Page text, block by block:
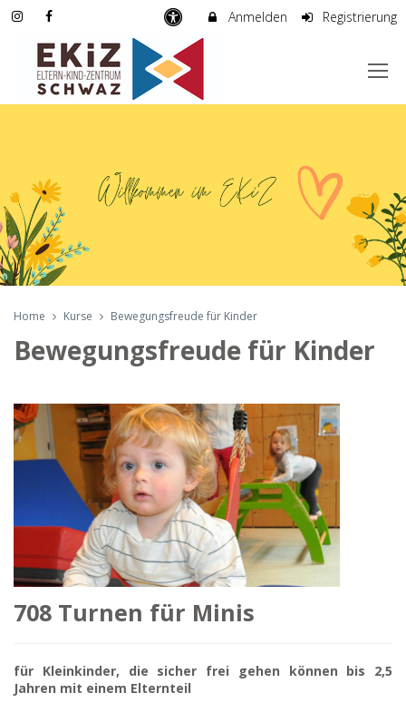
Anmelden Registrierung
Home Kurse Bewegungsfreude für Kinder
Bewegungsfreude für Kinder
708 Turnen für Minis
für Kleinkinder, die sicher frei gehen können bis 2,5
Jahren mit einem Elternteil